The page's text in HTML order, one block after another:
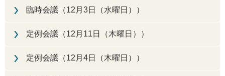
臨時会議（12月3日（水曜日））
定例会議（12月11日（木曜日））
定例会議（12月4日（木曜日））